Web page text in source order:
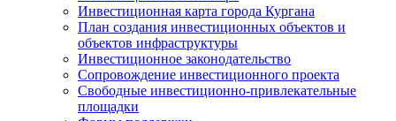
Инвестиционная карта города Кургана
План создания инвестиционных объектов и
объектов инфраструктуры
Инвестиционное законодательство
Сопровождение инвестиционного проекта
Свободные инвестиционно-привлекательные
площадки